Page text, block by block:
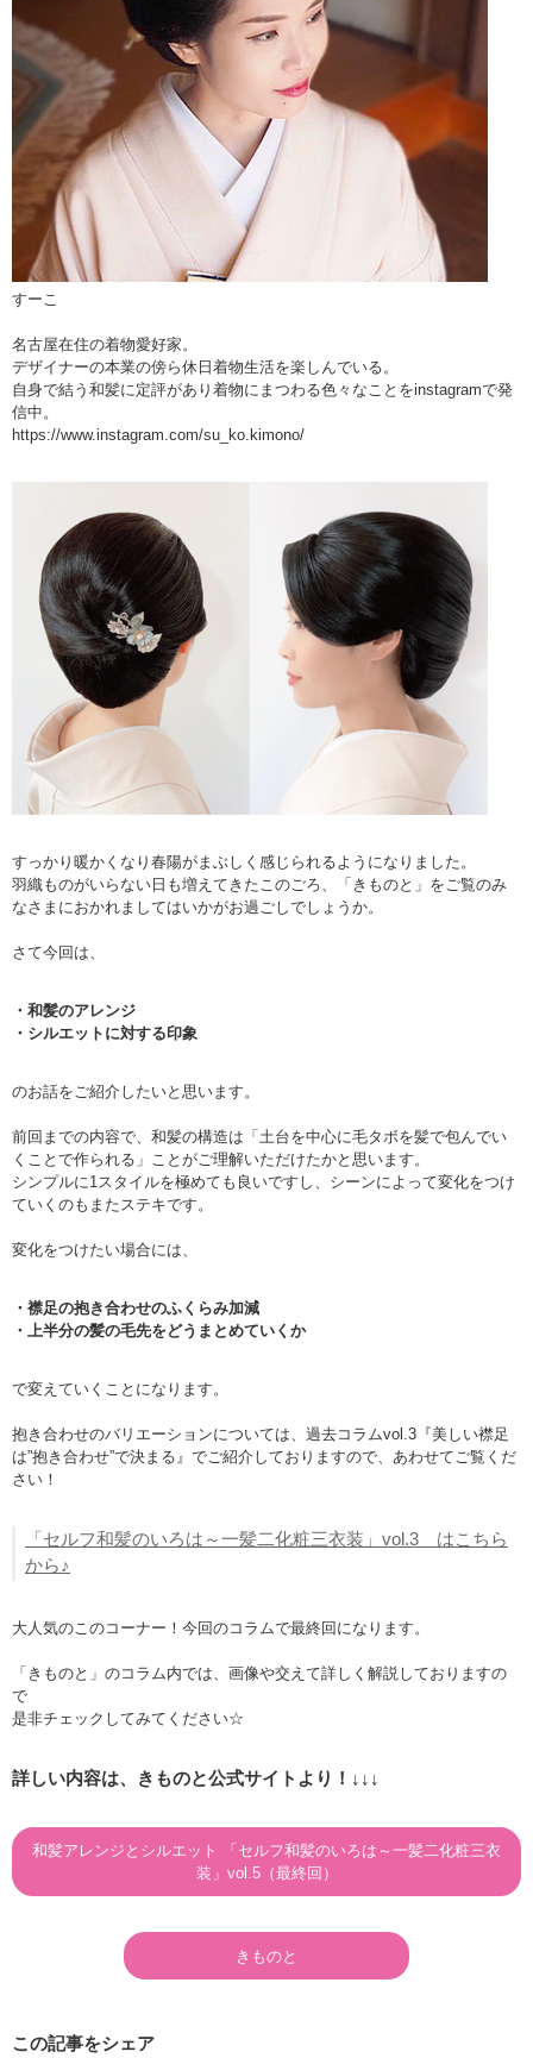
すーこ
名古屋在住の着物愛好家。
デザイナーの本業の傍ら休日着物生活を楽しんでいる。
自身で結う和髪に定評があり着物にまつわる色々なことをinstagramで発
信中。
https://www.instagram.com/su_ko.kimono/
すっかり暖かくなり春陽がまぶしく感じられるようになりました。
羽織ものがいらない日も増えてきたこのごろ、「きものと」をご覧のみ
なさまにおかれましてはいかがお過ごしでしょうか。
さて今回は、
・和髪のアレンジ
・シルエットに対する印象
のお話をご紹介したいと思います。
前回までの内容で、和髪の構造は「土台を中心に毛タボを髪で包んでい
くことで作られる」ことがご理解いただけたかと思います。
シンプルに1スタイルを極めても良いですし、シーンによって変化をつけ
ていくのもまたステキです。
変化をつけたい場合には、
・襟足の抱き合わせのふくらみ加減
・上半分の髪の毛先をどうまとめていくか
で変えていくことになります。
抱き合わせのバリエーションについては、過去コラムvol.3『美しい襟足
は”抱き合わせ”で決まる』でご紹介しておりますので、あわせてご覧くだ
さい！
「セルフ和髪のいろは～一髪二化粧三衣装」vol.3 はこちら
から♪
大人気のこのコーナー！今回のコラムで最終回になります。
「きものと」のコラム内では、画像や交えて詳しく解説しておりますの
で
是非チェックしてみてください☆
詳しい内容は、きものと公式サイトより！↓↓↓
和髪アレンジとシルエット 「セルフ和髪のいろは～一髪二化粧三衣
装」vol.5（最終回）
きものと
この記事をシェア